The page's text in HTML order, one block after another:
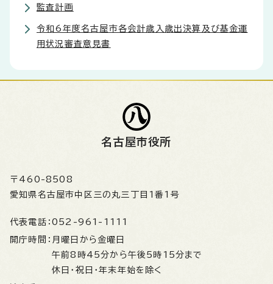
監査計画
令和6年度名古屋市各会計歳入歳出決算及び基金運
用状況審査意見書
名古屋市役所
〒460-8508
愛知県名古屋市中区三の丸三丁目1番1号
代表電話： 052-961-1111
開庁時間： 月曜日から金曜日
午前8時45分から午後5時15分まで
休日・祝日・年末年始を除く